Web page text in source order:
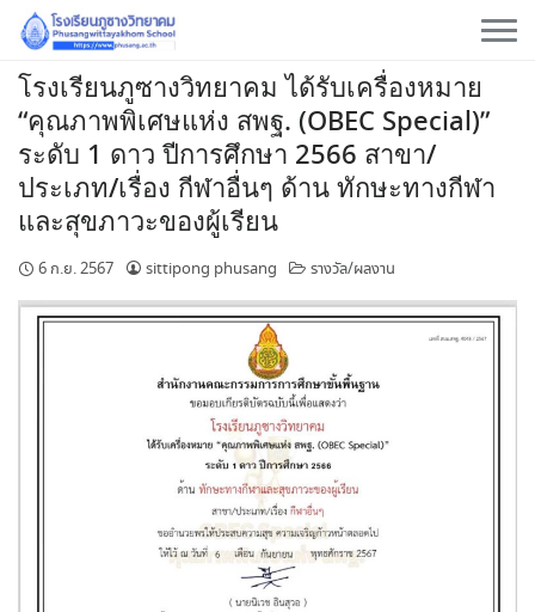
Skip
content
โรงเรียนภูซางวิทยาคม ได้รับเครื่องหมาย
“คุณภาพพิเศษแห่ง สพฐ. (OBEC Special)”
ระดับ 1 ดาว ปีการศึกษา 2566 สาขา/
ประเภท/เรื่อง กีฬาอื่นๆ ด้าน ทักษะทางกีฬา
และสุขภาวะของผู้เรียน
6 ก.ย. 2567 sittipong phusang รางวัล/ผลงาน